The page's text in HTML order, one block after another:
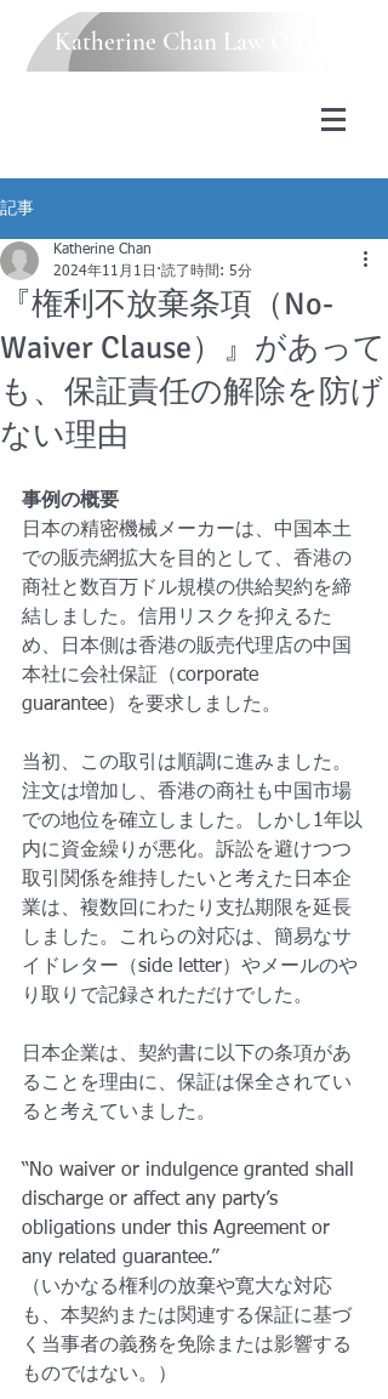
Katherine Chan Law Office
記事
『権利不放棄条項（No-
Waiver Clause）』があって
も、保証責任の解除を防げ
ない理由
Katherine Chan
2024年11月1日 読了時間: 5分
事例の概要
日本の精密機械メーカーは、中国本土
での販売網拡大を目的として、香港の
商社と数百万ドル規模の供給契約を締
結しました。信用リスクを抑えるた
め、日本側は香港の販売代理店の中国
本社に会社保証（corporate
guarantee）を要求しました。
当初、この取引は順調に進みました。
注文は増加し、香港の商社も中国市場
での地位を確立しました。しかし1年以
内に資金繰りが悪化。訴訟を避けつつ
取引関係を維持したいと考えた日本企
業は、複数回にわたり支払期限を延長
しました。これらの対応は、簡易なサ
イドレター（side letter）やメールのや
り取りで記録されただけでした。
日本企業は、契約書に以下の条項があ
ることを理由に、保証は保全されてい
ると考えていました。
“No waiver or indulgence granted shall
discharge or affect any party’s
obligations under this Agreement or
any related guarantee.”
（いかなる権利の放棄や寛大な対応
も、本契約または関連する保証に基づ
く当事者の義務を免除または影響する
ものではない。）